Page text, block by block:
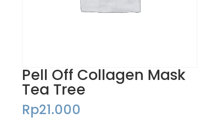
Pell Off Collagen Mask
Tea Tree
Rp21.000